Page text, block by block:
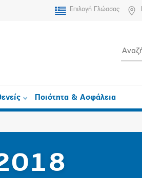
Επιλογή Γλώσσας
Ποιότητα & Ασφάλεια